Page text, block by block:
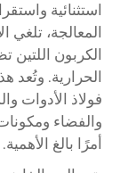
استثنائية
المعالجة، تلغي
الكربون اللتين
الحرارية. وتُعد
فولاذ الأدوات
والفضاء
أمرًا بالغ الأهمية.